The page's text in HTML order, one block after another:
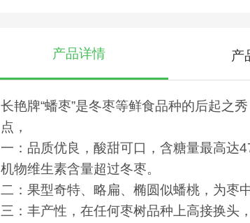
产品详情 产
长艳牌“蟠枣”是冬枣等鲜食品种的后起之
点，
一：品质优良，酸甜可口，含糖量最高达
机物维生素含量超过冬枣。
二：果型奇特、略扁、椭圆似蟠桃，为枣
三：丰产性，在任何枣树品种上高接换头